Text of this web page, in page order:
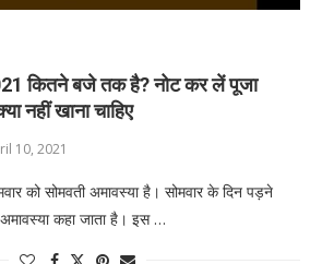
कितने बजे तक है? नोट कर लें पूजा
नहीं खाना चाहिए
10, 2021
को सोमवती अमावस्या है। सोमवार के दिन पड़ने
अमावस्या कहा जाता है। इस …